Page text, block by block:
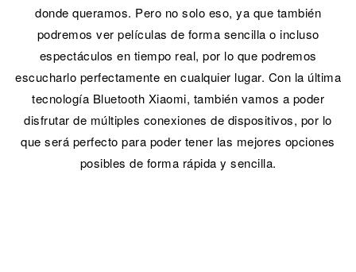
donde queramos. Pero no solo eso, ya que también
podremos ver películas de forma sencilla o incluso
espectáculos en tiempo real, por lo que podremos
escucharlo perfectamente en cualquier lugar. Con la última
tecnología Bluetooth Xiaomi, también vamos a poder
disfrutar de múltiples conexiones de dispositivos, por lo
que será perfecto para poder tener las mejores opciones
posibles de forma rápida y sencilla.